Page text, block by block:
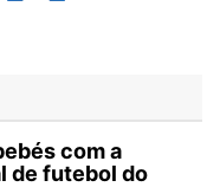
com a
de futebol do